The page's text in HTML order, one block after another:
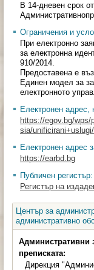
В 14-дневен срок
Ограничения и
При електронно
за електронна
910/2014.
Предоставена е
Единен модел за
електронното
Електронен адрес,
https://egov.bg/
sia/
Електронен адрес
https://earbd.bg
Публичен регистър:
Регистър на
Център за
административно
Административни
преписката:
Дирекция